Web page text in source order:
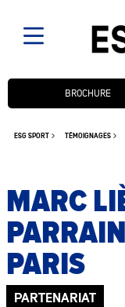
ESG SPORT TÉMOIGNAGES
MARC
PARIS
PARTENARIAT
Candidatez btnBROCHURE